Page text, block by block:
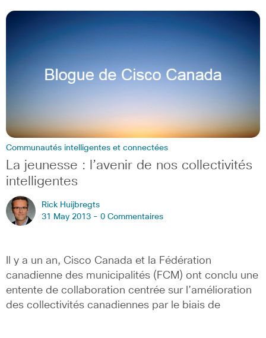
Communautés intelligentes et connectées
La jeunesse : l’avenir de nos collectivités
intelligentes
Rick Huijbregts
31 May 2013 - 0 Commentaires
Il y a un an, Cisco Canada et la Fédération
canadienne des municipalités (FCM) ont conclu une
entente de collaboration centrée sur l’amélioration
des collectivités canadiennes par le biais de